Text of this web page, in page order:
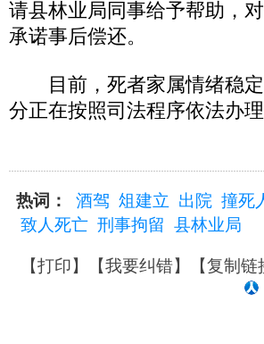
请县林业局同事给予帮助，
承诺事后偿还。
目前，死者家属情绪稳定
分正在按照司法程序依法办
热词： 酒驾 俎建立 出院 撞死
致人死亡 刑事拘留 县林业局
【打印】【我要纠错】【复制链